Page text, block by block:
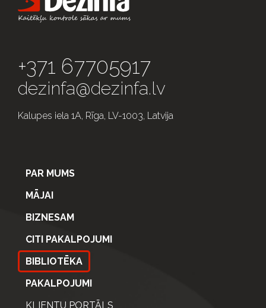
+371 67705917
dezinfa@dezinfa.lv
Kalupes iela 1A, Rīga, LV-1003, Latvija
PAR MUMS
MĀJAI
BIZNESAM
CITI PAKALPOJUMI
BIBLIOTĒKA
PAKALPOJUMI
KLIENTU PORTĀLS